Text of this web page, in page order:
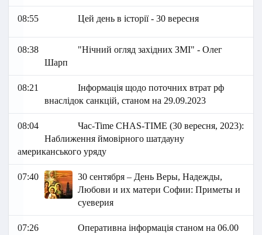
08:55 Цей день в історії - 30 вересня
08:38
"Нічний огляд західних ЗМІ" - Олег
Шарп
08:21
Інформація щодо поточних втрат рф
внаслідок санкцій, станом на 29.09.2023
08:04
Час-Time CHAS-TIME (30 вересня, 2023):
Наближення ймовірного шатдауну
американського уряду
07:40
30 сентября – День Веры, Надежды,
Любови и их матери Софии: Приметы и
суеверия
07:26
Оперативна інформація станом на 06.00